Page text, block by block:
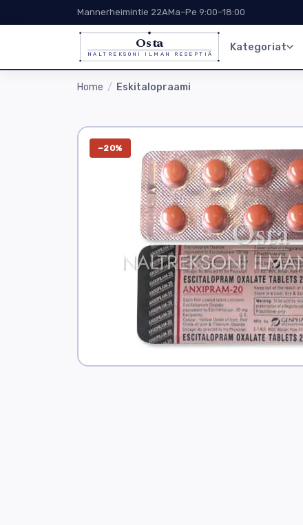
Mannerheimintie 22AMa–Pe 9:00–18:00
Osta
NALTREKSONI ILMAN RESEPTIÄ
Kategoriat
Home Eskitalopraami
−20%